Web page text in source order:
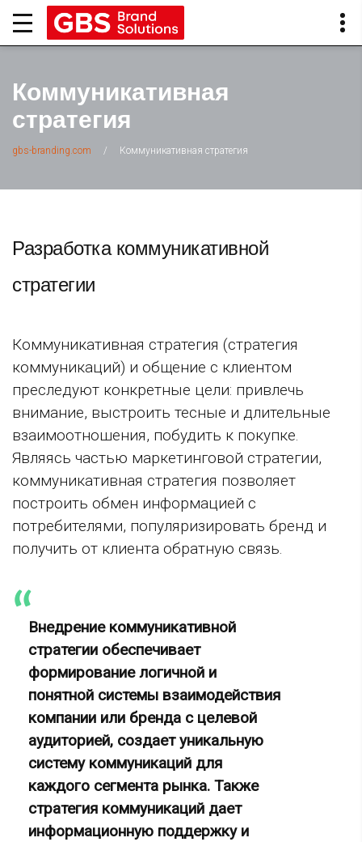
Коммуникативная
стратегия
gbs-branding.com / Коммуникативная стратегия
Разработка коммуникативной
стратегии
Коммуникативная стратегия (стратегия
коммуникаций) и общение с клиентом
преследуют конкретные цели: привлечь
внимание, выстроить тесные и длительные
взаимоотношения, побудить к покупке.
Являясь частью маркетинговой стратегии,
коммуникативная стратегия позволяет
построить обмен информацией с
потребителями, популяризировать бренд и
получить от клиента обратную связь.
Внедрение коммуникативной
стратегии обеспечивает
формирование логичной и
понятной системы взаимодействия
компании или бренда с целевой
аудиторией, создает уникальную
систему коммуникаций для
каждого сегмента рынка. Также
стратегия коммуникаций дает
информационную поддержку и